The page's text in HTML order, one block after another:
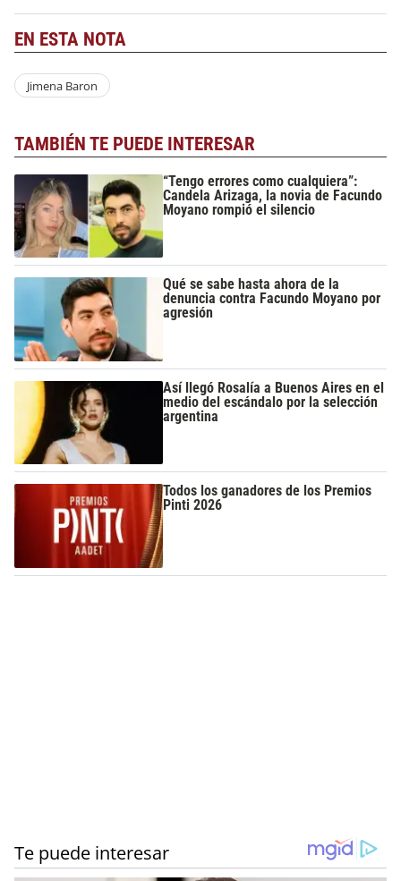
EN ESTA NOTA
Jimena Baron
TAMBIÉN TE PUEDE INTERESAR
“Tengo errores como cualquiera”:
Candela Arizaga, la novia de Facundo
Moyano rompió el silencio
Qué se sabe hasta ahora de la
denuncia contra Facundo Moyano por
agresión
Así llegó Rosalía a Buenos Aires en el
medio del escándalo por la selección
argentina
Todos los ganadores de los Premios
Pinti 2026